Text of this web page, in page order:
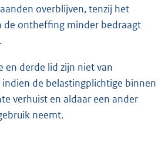
overblijven, tenzij het
de ontheffing minder bedraagt
en derde lid zijn niet van
indien de belastingplichtige binnen
verhuist en aldaar een ander
neemt.